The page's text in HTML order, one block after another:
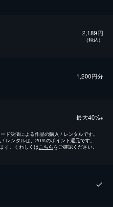
2,189円
（税込）
1,200円分
最⼤40%※
ド決済による作品の購入 / レンタルです。
レンタルは、20％のポイント還元です。
す。くわしくはこちらをご確認ください。